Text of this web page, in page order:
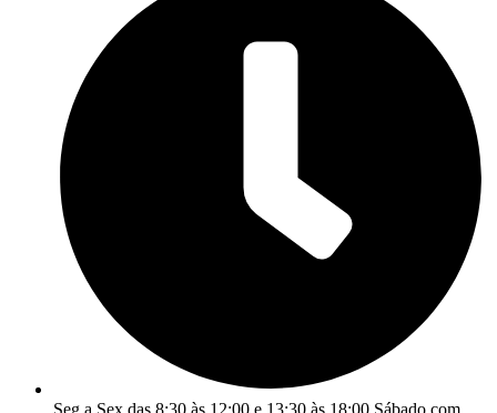
Seg a Sex das 8:30 às 12:00 e 13:30 às 18:00 Sábado com